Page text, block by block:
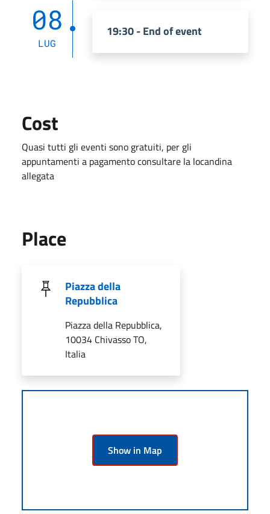
08
LUG
19:30 - End of event
Cost
Quasi tutti gli eventi sono gratuiti, per gli
appuntamenti a pagamento consultare la locandina
allegata
Place
Piazza della
Repubblica
Piazza della Repubblica,
10034 Chivasso TO,
Italia
Show in Map